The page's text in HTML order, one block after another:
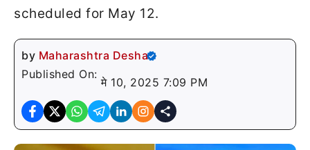
scheduled for May 12.
by Maharashtra Desha
Published On:
मे 10, 2025 7:09 PM